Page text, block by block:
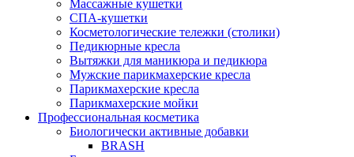
Массажные кушетки
СПА-кушетки
Косметологические тележки (столики)
Педикюрные кресла
Вытяжки для маникюра и педикюра
Мужские парикмахерские кресла
Парикмахерские кресла
Парикмахерские мойки
Профессиональная косметика
Биологически активные добавки
BRASH